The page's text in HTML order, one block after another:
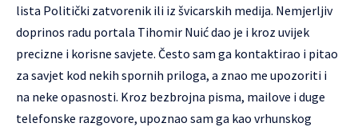
lista Politički zatvorenik ili iz švicarskih medija. Nemjerljiv
doprinos radu portala Tihomir Nuić dao je i kroz uvijek
precizne i korisne savjete. Često sam ga kontaktirao i pitao
za savjet kod nekih spornih priloga, a znao me upozoriti i
na neke opasnosti. Kroz bezbrojna pisma, mailove i duge
telefonske razgovore, upoznao sam ga kao vrhunskog